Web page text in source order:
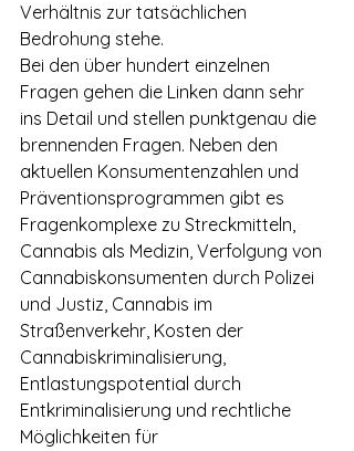
Verhältnis zur tatsächlichen
Bedrohung stehe.
Bei den über hundert einzelnen
Fragen gehen die Linken dann sehr
ins Detail und stellen punktgenau die
brennenden Fragen. Neben den
aktuellen Konsumentenzahlen und
Präventionsprogrammen gibt es
Fragenkomplexe zu Streckmitteln,
Cannabis als Medizin, Verfolgung von
Cannabiskonsumenten durch Polizei
und Justiz, Cannabis im
Straßenverkehr, Kosten der
Cannabiskriminalisierung,
Entlastungspotential durch
Entkriminalisierung und rechtliche
Möglichkeiten für